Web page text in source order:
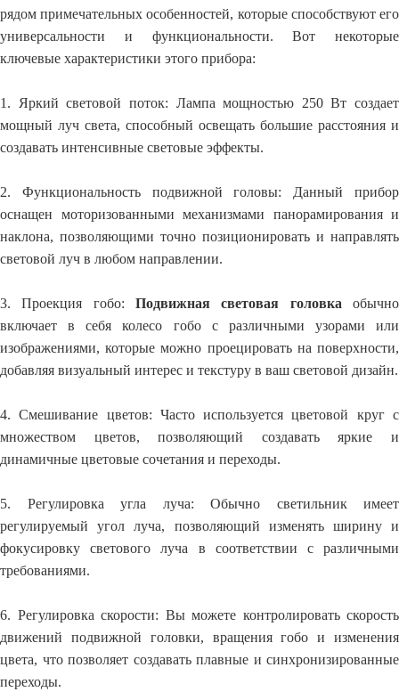
рядом примечательных особенностей, которые способствуют его
универсальности и функциональности. Вот некоторые
ключевые характеристики этого прибора:
1. Яркий световой поток: Лампа мощностью 250 Вт создает
мощный луч света, способный освещать большие расстояния и
создавать интенсивные световые эффекты.
2. Функциональность подвижной головы: Данный прибор
оснащен моторизованными механизмами панорамирования и
наклона, позволяющими точно позиционировать и направлять
световой луч в любом направлении.
3. Проекция гобо: Подвижная световая головка обычно
включает в себя колесо гобо с различными узорами или
изображениями, которые можно проецировать на поверхности,
добавляя визуальный интерес и текстуру в ваш световой дизайн.
4. Смешивание цветов: Часто используется цветовой круг с
множеством цветов, позволяющий создавать яркие и
динамичные цветовые сочетания и переходы.
5. Регулировка угла луча: Обычно светильник имеет
регулируемый угол луча, позволяющий изменять ширину и
фокусировку светового луча в соответствии с различными
требованиями.
6. Регулировка скорости: Вы можете контролировать скорость
движений подвижной головки, вращения гобо и изменения
цвета, что позволяет создавать плавные и синхронизированные
переходы.